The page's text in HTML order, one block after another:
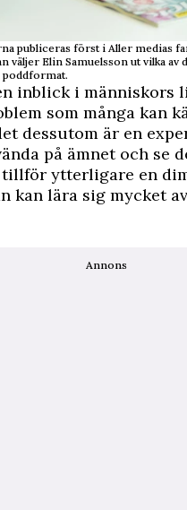
publiceras först i Aller medias
väljer Elin Samuelsson ut vilka av
poddformat.
inblick i människors
som många kan
dessutom är en
på ämnet och se
ytterligare en
kan lära sig mycket
Annons